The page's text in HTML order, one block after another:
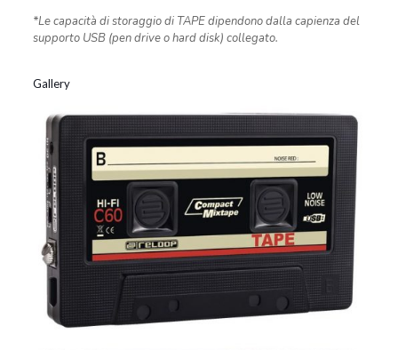
*Le capacità di storaggio di TAPE dipendono dalla capienza del
supporto USB (pen drive o hard disk) collegato.
Gallery